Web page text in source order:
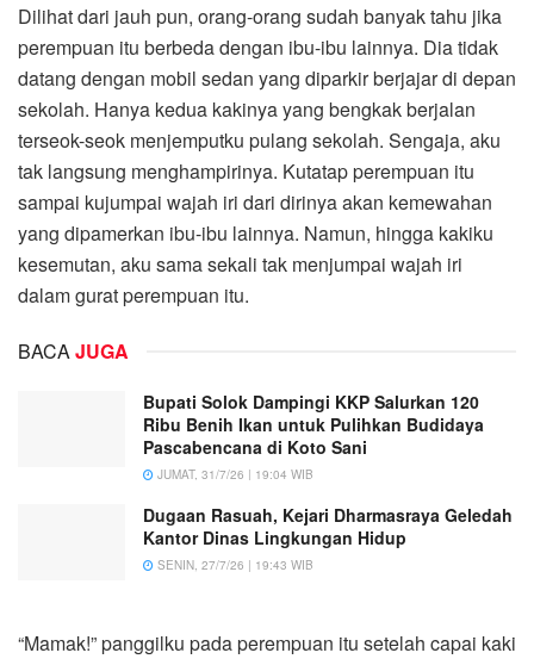
Dilihat dari jauh pun, orang-orang sudah banyak tahu jika
perempuan itu berbeda dengan ibu-ibu lainnya. Dia tidak
datang dengan mobil sedan yang diparkir berjajar di depan
sekolah. Hanya kedua kakinya yang bengkak berjalan
terseok-seok menjemputku pulang sekolah. Sengaja, aku
tak langsung menghampirinya. Kutatap perempuan itu
sampai kujumpai wajah iri dari dirinya akan kemewahan
yang dipamerkan ibu-ibu lainnya. Namun, hingga kakiku
kesemutan, aku sama sekali tak menjumpai wajah iri
dalam gurat perempuan itu.
BACAJUGA
Bupati Solok Dampingi KKP Salurkan 120
Ribu Benih Ikan untuk Pulihkan Budidaya
Pascabencana di Koto Sani
JUMAT, 31/7/26 | 19:04 WIB
Dugaan Rasuah, Kejari Dharmasraya Geledah
Kantor Dinas Lingkungan Hidup
SENIN, 27/7/26 | 19:43 WIB
“Mamak!” panggilku pada perempuan itu setelah capai kaki